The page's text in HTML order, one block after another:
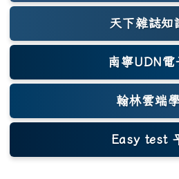
天下雜誌知
(另
南寧UDN電
翰林雲端
Easy test
(另